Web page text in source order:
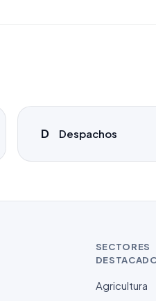
D Despachos
SECTORES
Agricultura